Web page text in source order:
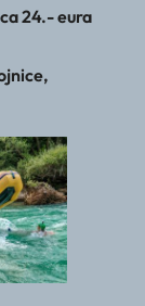
24.- eura